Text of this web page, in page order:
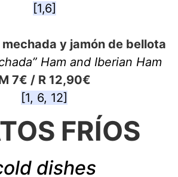
[1,6]
y jamón de bellota
Ham and Iberian Ham
7€ / R 12,90€
[1, 6, 12]
FRÍOS
dishes